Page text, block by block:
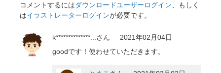
コメントするにはダウンロードユーザーログイン 、もしく
はイラストレーターログインが必要です。
k**************... さん
2021年02月04日
goodです！使わせていただきます。